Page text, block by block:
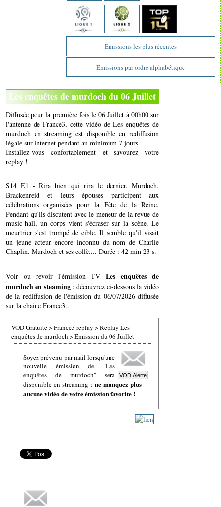
Emissions les plus récentes
Emissions par ordre alphabétique
Les enquêtes de murdoch du 06 Juillet
Diffusée pour la première fois le 06 Juillet à 00h00 sur
l'antenne de France3, cette vidéo de Les enquêtes de
murdoch en streaming est disponible en rediffusion
légale sur internet pendant au minimum 7 jours.
Installez-vous confortablement et savourez votre
replay !
S14 E1 - Rira bien qui rira le dernier. Murdoch,
Brackenreid et leurs épouses participent aux
célébrations organisées pour la Fête de la Reine.
Pendant qu'ils discutent avec le meneur de la revue de
music-hall, un corps vient s'écraser sur la scène. Le
meurtrier s'est trompé de cible. Il semble qu'il visait
un jeune acteur encore inconnu du nom de Charlie
Chaplin. Murdoch et ses collè.... Durée : 42 min 23 s.
Voir ou revoir l'émission TVLes enquêtes de
murdoch en steaming : découvrez ci-dessous la vidéo
de la rediffusion de l'émission du 06/07/2026 diffusée
sur la chaine France3..
VOD Gratuite>France3 replay >Replay Les
enquêtes de murdoch >Emission du 06 Juillet
Soyez prévenu par mail lorsqu'une
nouvelle émission de "Les
enquêtes de murdoch" sera
disponible en streaming : ne manquez plus
aucune vidéo de votre émission favorite !